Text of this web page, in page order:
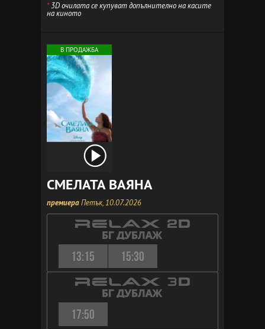
*3D очилата се купуват допълнително на касите
на киното
В ПРОДАЖБА
СМЕЛАТА ВАЯНА
премиераПетък, 10.07.2026
13:15 15:30
17:50